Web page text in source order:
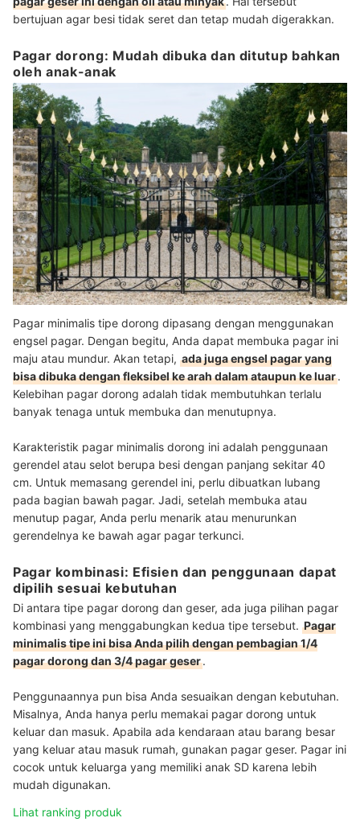
bertujuan agar besi tidak seret dan tetap mudah digerakkan.
Pagar dorong: Mudah dibuka dan ditutup bahkan
oleh anak-anak
Pagar minimalis tipe dorong dipasang dengan menggunakan
engsel pagar. Dengan begitu, Anda dapat membuka pagar ini
maju atau mundur. Akan tetapi, ada juga engsel pagar yang
bisa dibuka dengan fleksibel ke arah dalam ataupun ke luar.
Kelebihan pagar dorong adalah tidak membutuhkan terlalu
banyak tenaga untuk membuka dan menutupnya.
Karakteristik pagar minimalis dorong ini adalah penggunaan
gerendel atau selot berupa besi dengan panjang sekitar 40
cm. Untuk memasang gerendel ini, perlu dibuatkan lubang
pada bagian bawah pagar. Jadi, setelah membuka atau
menutup pagar, Anda perlu menarik atau menurunkan
gerendelnya ke bawah agar pagar terkunci.
Pagar kombinasi: Efisien dan penggunaan dapat
dipilih sesuai kebutuhan
Di antara tipe pagar dorong dan geser, ada juga pilihan pagar
kombinasi yang menggabungkan kedua tipe tersebut. Pagar
minimalis tipe ini bisa Anda pilih dengan pembagian 1/4
pagar dorong dan 3/4 pagar geser.
Penggunaannya pun bisa Anda sesuaikan dengan kebutuhan.
Misalnya, Anda hanya perlu memakai pagar dorong untuk
keluar dan masuk. Apabila ada kendaraan atau barang besar
yang keluar atau masuk rumah, gunakan pagar geser. Pagar ini
cocok untuk keluarga yang memiliki anak SD karena lebih
mudah digunakan.
Lihat ranking produk